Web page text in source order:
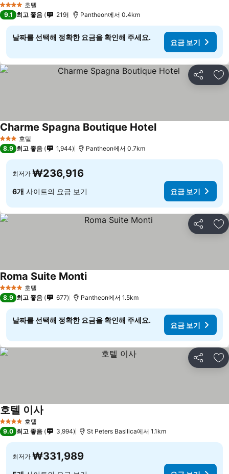
4 성급 호텔
9.1 최고 좋음 219 Pantheon에서 0.4km
날짜를 선택해 정확한 요금을 확인해 주세요.
요금 보기
공유 즐
3 성급 호텔
Charme Spagna Boutique Hotel
8.9 최고 좋음 1,944 Pantheon에서 0.7km
최저가 ₩236,916
6개 사이트의 요금 보기 요금 보기
공유 즐
4 성급 호텔
Roma Suite Monti
8.9 최고 좋음 677 Pantheon에서 1.5km
날짜를 선택해 정확한 요금을 확인해 주세요.
요금 보기
공유 즐
4 성급 호텔
호텔 이사
9.0 최고 좋음 3,994 St Peters Basilica에서 1.1km
최저가 ₩331,989